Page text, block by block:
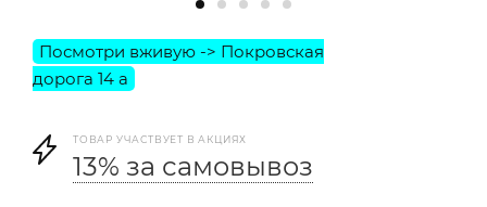
ТОВАР УЧАСТВУЕТ В АКЦИЯХ
13% за самовывоз